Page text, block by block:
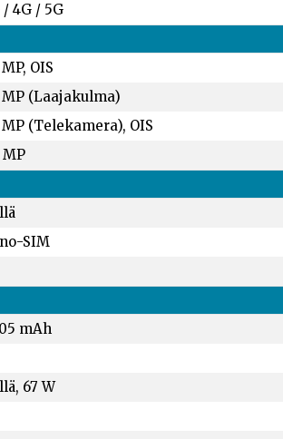
/ 4G / 5G
OIS
MP (Laajakulma)
MP (Telekamera), OIS
SIM
mAh
67 W